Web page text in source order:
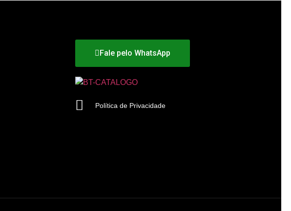
Fale pelo WhatsApp
Política de Privacidade